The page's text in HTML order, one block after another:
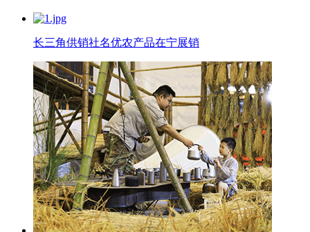
长三角供销社名优农产品在宁展销